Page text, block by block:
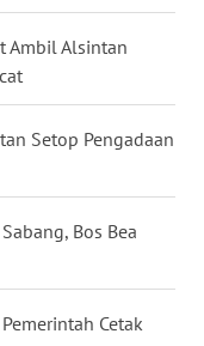
Ambil Alsintan
Setop Pengadaan
Bos Bea
Cetak